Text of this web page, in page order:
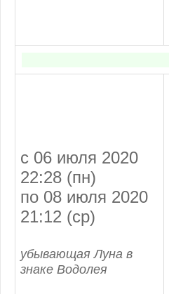
с 06 июля 2020
22:28 (пн)
по 08 июля 2020
21:12 (ср)
убывающая Луна в
знаке Водолея